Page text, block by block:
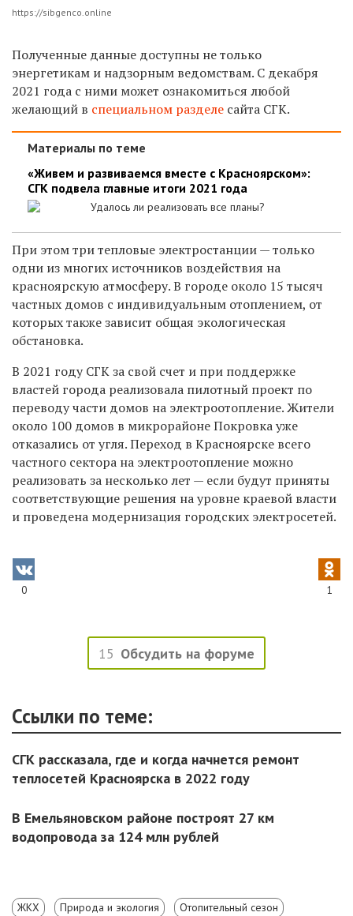
https://sibgenco.online
Полученные данные доступны не только
энергетикам и надзорным ведомствам. С декабря
2021 года с ними может ознакомиться любой
желающий в специальном разделе сайта СГК.
Материалы по теме
«Живем и развиваемся вместе с Красноярском»:
СГК подвела главные итоги 2021 года
Удалось ли реализовать все планы?
При этом три тепловые электростанции — только
одни из многих источников воздействия на
красноярскую атмосферу. В городе около 15 тысяч
частных домов с индивидуальным отоплением, от
которых также зависит общая экологическая
обстановка.
В 2021 году СГК за свой счет и при поддержке
властей города реализовала пилотный проект по
переводу части домов на электроотопление. Жители
около 100 домов в микрорайоне Покровка уже
отказались от угля. Переход в Красноярске всего
частного сектора на электроотопление можно
реализовать за несколько лет — если будут приняты
соответствующие решения на уровне краевой власти
и проведена модернизация городских электросетей.
0 1
15 Обсудить на форуме
Ссылки по теме:
СГК рассказала, где и когда начнется ремонт
теплосетей Красноярска в 2022 году
В Емельяновском районе построят 27 км
водопровода за 124 млн рублей
ЖКХ Природа и экология Отопительный сезон